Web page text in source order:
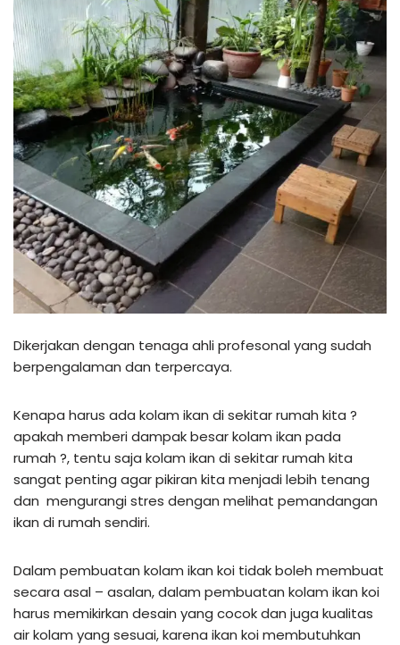
Dikerjakan dengan tenaga ahli profesonal yang sudah
berpengalaman dan terpercaya.
Kenapa harus ada kolam ikan di sekitar rumah kita ?
apakah memberi dampak besar kolam ikan pada
rumah ?, tentu saja kolam ikan di sekitar rumah kita
sangat penting agar pikiran kita menjadi lebih tenang
dan mengurangi stres dengan melihat pemandangan
ikan di rumah sendiri.
Dalam pembuatan kolam ikan koi tidak boleh membuat
secara asal – asalan, dalam pembuatan kolam ikan koi
harus memikirkan desain yang cocok dan juga kualitas
air kolam yang sesuai, karena ikan koi membutuhkan